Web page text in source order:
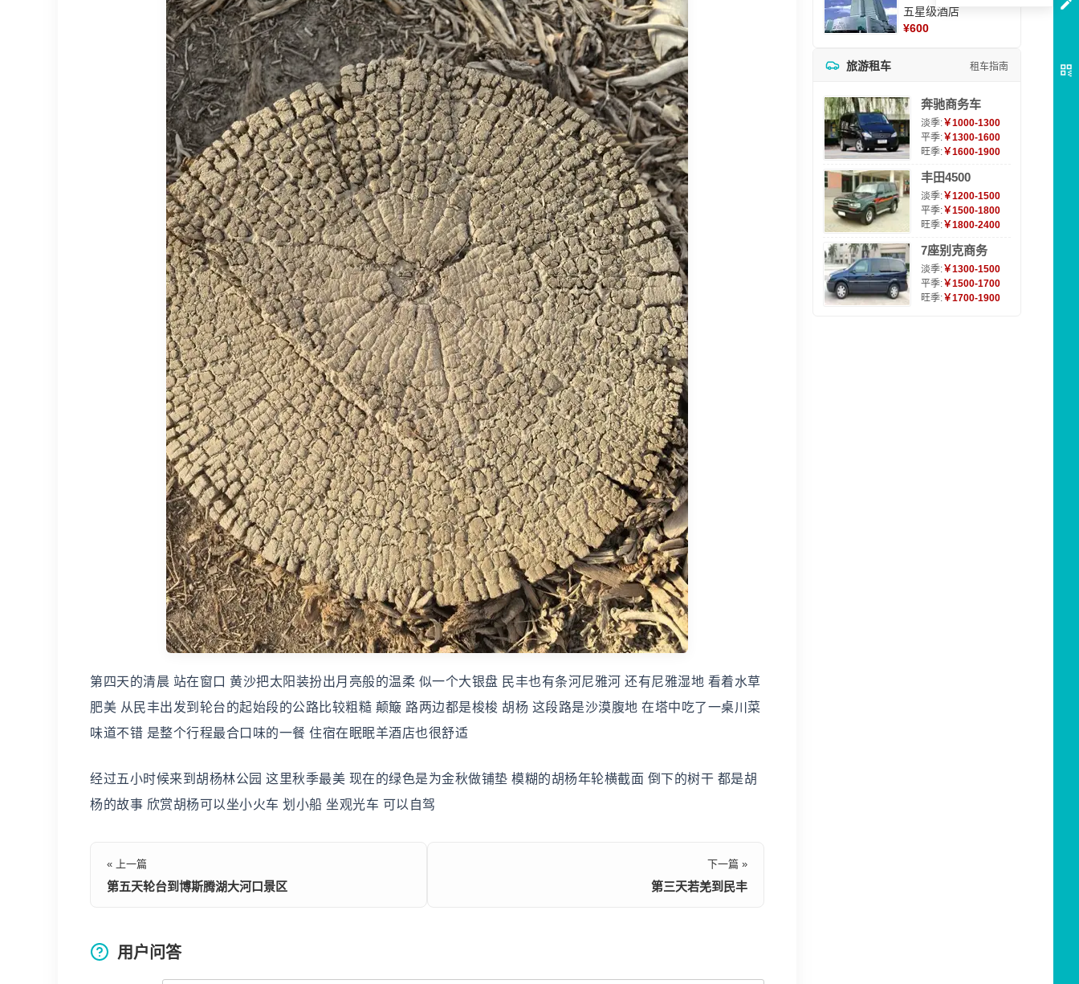
第四天的清晨 站在窗口 黄沙把太阳装扮出月亮般的温柔 似一个大银盘 民丰也有条河尼雅河 还有尼雅湿地 看着水草
肥美 从民丰出发到轮台的起始段的公路比较粗糙 颠簸 路两边都是梭梭 胡杨 这段路是沙漠腹地 在塔中吃了一桌川菜
味道不错 是整个行程最合口味的一餐 住宿在眠眠羊酒店也很舒适
经过五小时候来到胡杨林公园 这里秋季最美 现在的绿色是为金秋做铺垫 模糊的胡杨年轮横截面 倒下的树干 都是胡
杨的故事 欣赏胡杨可以坐小火车 划小船 坐观光车 可以自驾
« 上一篇
第五天轮台到博斯腾湖大河口景区
下一篇 »
第三天若羌到民丰
用户问答
五星级酒店
¥600
旅游租车 租车指南
奔驰商务车
淡季:￥1000-1300
平季:￥1300-1600
旺季:￥1600-1900
丰田4500
淡季:￥1200-1500
平季:￥1500-1800
旺季:￥1800-2400
7座别克商务
淡季:￥1300-1500
平季:￥1500-1700
旺季:￥1700-1900